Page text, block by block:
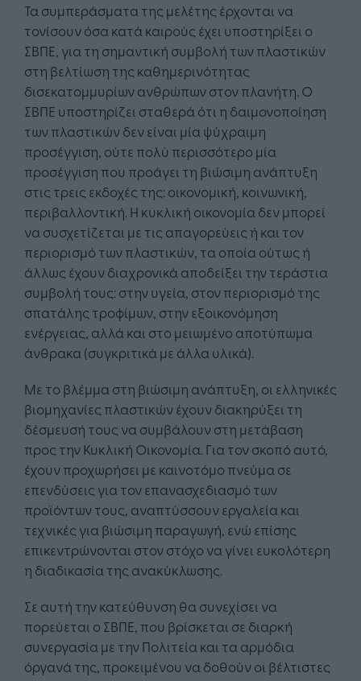
Τα συμπεράσματα της μελέτης έρχονται να
τονίσουν όσα κατά καιρούς έχει υποστηρίξει ο
ΣΒΠΕ, για τη σημαντική συμβολή των πλαστικών
στη βελτίωση της καθημερινότητας
δισεκατομμυρίων ανθρώπων στον πλανήτη. Ο
ΣΒΠΕ υποστηρίζει σταθερά ότι η δαιμονοποίηση
των πλαστικών δεν είναι μία ψύχραιμη
προσέγγιση, ούτε πολύ περισσότερο μία
προσέγγιση που προάγει τη βιώσιμη ανάπτυξη
στις τρεις εκδοχές της: οικονομική, κοινωνική,
περιβαλλοντική. Η κυκλική οικονομία δεν μπορεί
να συσχετίζεται με τις απαγορεύεις ή και τον
περιορισμό των πλαστικών, τα οποία ούτως ή
άλλως έχουν διαχρονικά αποδείξει την τεράστια
συμβολή τους: στην υγεία, στον περιορισμό της
σπατάλης τροφίμων, στην εξοικονόμηση
ενέργειας, αλλά και στο μειωμένο αποτύπωμα
άνθρακα (συγκριτικά με άλλα υλικά).
Με το βλέμμα στη βιώσιμη ανάπτυξη, οι ελληνικές
βιομηχανίες πλαστικών έχουν διακηρύξει τη
δέσμευσή τους να συμβάλουν στη μετάβαση
προς την Κυκλική Οικονομία. Για τον σκοπό αυτό,
έχουν προχωρήσει με καινοτόμο πνεύμα σε
επενδύσεις για τον επανασχεδιασμό των
προϊόντων τους, αναπτύσσουν εργαλεία και
τεχνικές για βιώσιμη παραγωγή, ενώ επίσης
επικεντρώνονται στον στόχο να γίνει ευκολότερη
η διαδικασία της ανακύκλωσης.
Σε αυτή την κατεύθυνση θα συνεχίσει να
πορεύεται ο ΣΒΠΕ, που βρίσκεται σε διαρκή
συνεργασία με την Πολιτεία και τα αρμόδια
όργανά της, προκειμένου να δοθούν οι βέλτιστες